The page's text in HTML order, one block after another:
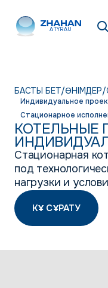
ATYRAU
БАСТЫ БЕТ/ӨНІМДЕР/
Индивидуальное
Стационарное
КОТЕЛЬНЫЕ
Стационарная
под
нагрузки и
КҰ СҰРАТУ